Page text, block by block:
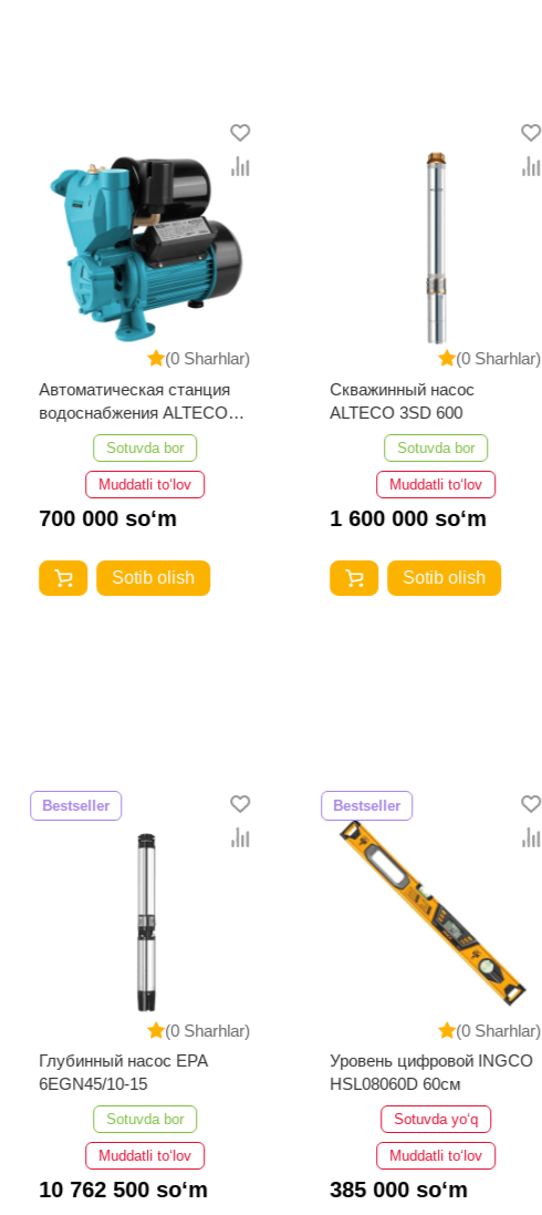
(0 Sharhlar)
Автоматическая станция
водоснабжения ALTECO
AВН 370
Sotuvda bor
Muddatli to‘lov
700 000 so‘m
Sotib olish
(0 Sharhlar)
Скважинный насос
ALTECO 3SD 600
Sotuvda bor
Muddatli to‘lov
1 600 000 so‘m
Sotib olish
(0 Sharhlar)
Bestseller
Глубинный насос EPA
6EGN45/10-15
Sotuvda bor
Muddatli to‘lov
10 762 500 so‘m
(0 Sharhlar)
Bestseller
Уровень цифровой INGCO
HSL08060D 60см
Sotuvda yo‘q
Muddatli to‘lov
385 000 so‘m